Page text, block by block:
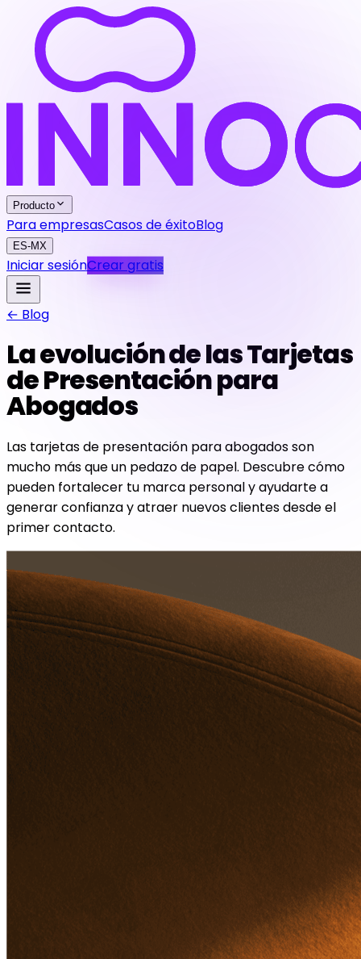
Producto
Para empresasCasos de éxitoBlog
ES-MX
Iniciar sesiónCrear gratis
← Blog
La evolución de las Tarjetas
de Presentación para
Abogados
Las tarjetas de presentación para abogados son
mucho más que un pedazo de papel. Descubre cómo
pueden fortalecer tu marca personal y ayudarte a
generar confianza y atraer nuevos clientes desde el
primer contacto.